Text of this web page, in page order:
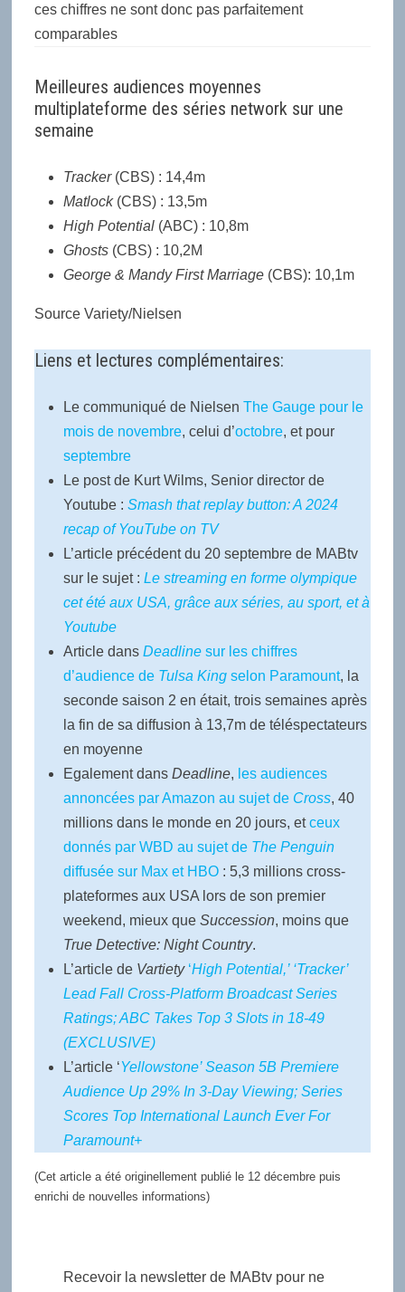
ces chiffres ne sont donc pas parfaitement
comparables
Meilleures audiences moyennes
multiplateforme des séries network sur une
semaine
Tracker (CBS) : 14,4m
Matlock (CBS) : 13,5m
High Potential(ABC) : 10,8m
Ghosts(CBS) : 10,2M
George & Mandy First Marriage(CBS): 10,1m
Source Variety/Nielsen
Liens et lectures complémentaires:
Le communiqué de Nielsen The Gauge pour le
mois de novembre, celui d’octobre, et pour
septembre
Le post de Kurt Wilms, Senior director de
Youtube : Smash that replay button: A 2024
recap of YouTube on TV
L’article précédent du 20 septembre de MABtv
sur le sujet : Le streaming en forme olympique
cet été aux USA, grâce aux séries, au sport, et à
Youtube
Article dans Deadlinesur les chiffres
d’audience de Tulsa Kingselon Paramount, la
seconde saison 2 en était, trois semaines après
la fin de sa diffusion à 13,7m de téléspectateurs
en moyenne
Egalement dans Deadline, les audiences
annoncées par Amazon au sujet de Cross, 40
millions dans le monde en 20 jours, etceux
donnés par WBD au sujet de The Penguin
diffusée sur Max et HBO: 5,3 millions cross-
plateformes aux USA lors de son premier
weekend, mieux que Succession, moins que
True Detective: Night Country.
L’article de Vartiety ‘High Potential,’ ‘Tracker’
Lead Fall Cross-Platform Broadcast Series
Ratings; ABC Takes Top 3 Slots in 18-49
(EXCLUSIVE)
L’article ‘Yellowstone’ Season 5B Premiere
Audience Up 29% In 3-Day Viewing; Series
Scores Top International Launch Ever For
Paramount+
(Cet article a été originellement publié le 12 décembre puis
enrichi de nouvelles informations)
Recevoir la newsletter de MABtv pour ne